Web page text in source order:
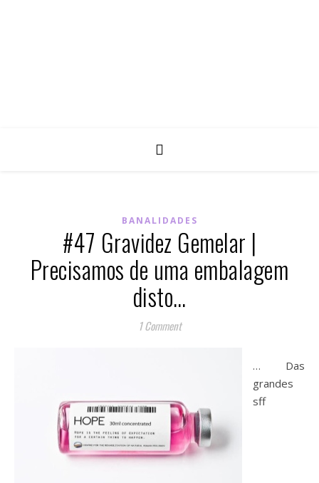
BANALIDADES
#47 Gravidez Gemelar |
Precisamos de uma embalagem
disto…
1 Comment
… Das
grandes
sff